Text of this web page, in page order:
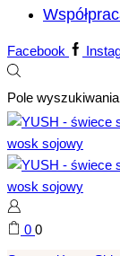
Facebook
Pole wyszukiwania
0 0